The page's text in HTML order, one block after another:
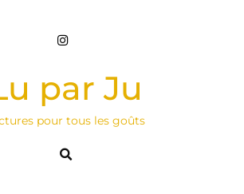
par Ju
pour tous les goûts